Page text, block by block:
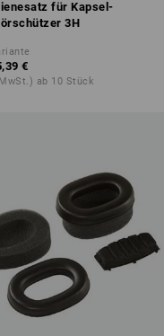
für Kapsel-
3H
€
ab 10 Stück